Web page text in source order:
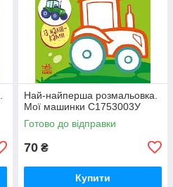
Най-найперша розмальовка.
Мої машинки С1753003У
Готово до відправки
70 ₴
Купити